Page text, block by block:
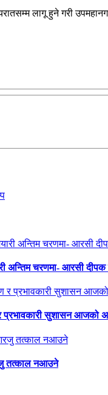
लागू हुने गरी
अन्तिम चरणमा- आरसी
प्रभावकारी सुशासन आजको
तत्काल नआउने